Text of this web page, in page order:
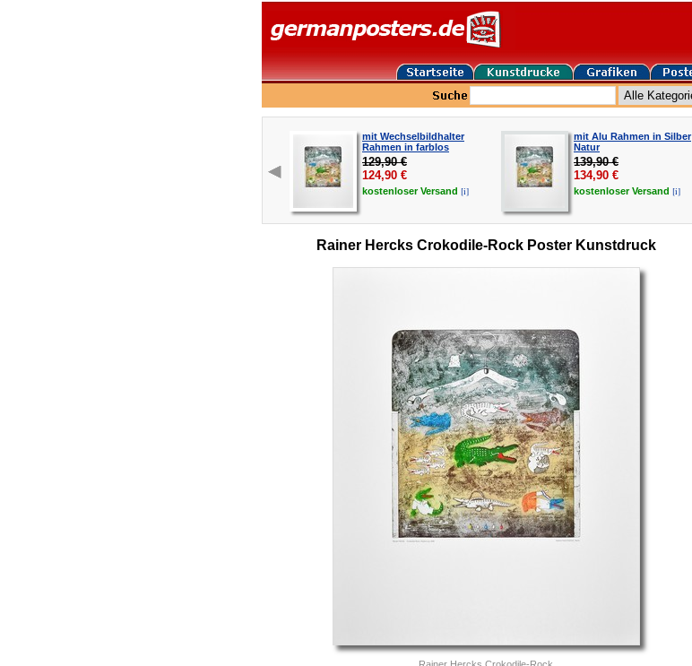
mit Wechselbildhalter
Rahmen in farblos
129,90 €
124,90 €
kostenloserVersand [i]
mit Alu Rahmen in Silber
Natur
139,90 €
134,90 €
kostenloserVersand [i]
Rainer Hercks Crokodile-Rock Poster Kunstdruck